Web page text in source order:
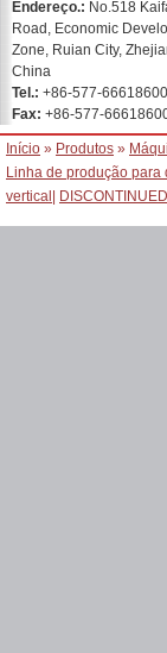
Endereço.: No.518
Road, Economic
Zone, Ruian City,
China
Tel.: +86-577-66618600
Fax: +86-577-
Início » Produtos »
Linha de produção para
vertical
DISCONTINUED